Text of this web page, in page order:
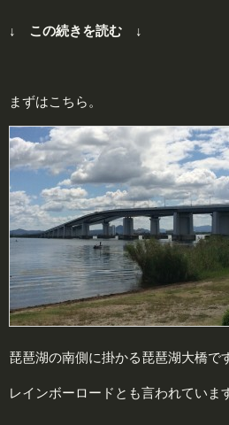
↓ この続きを読む ↓
まずはこちら。
琵琶湖の南側に掛かる琵琶湖大橋で
レインボーロードとも言われていま